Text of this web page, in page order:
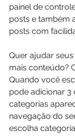
painel de
posts e também
posts com
Quer ajudar
mais conteúdo?
Quando você
pode adicionar 3
categorias
navegação do
escolha